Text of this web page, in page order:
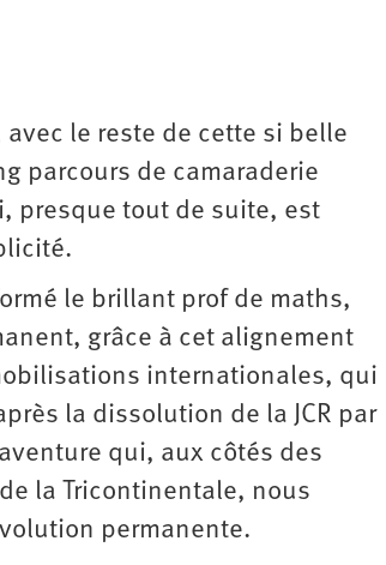
le reste de cette si belle
parcours de camaraderie
presque tout de suite, est
le brillant prof de maths,
grâce à cet alignement
internationales, qui
la dissolution de la JCR par
qui, aux côtés des
la Tricontinentale, nous
permanente.